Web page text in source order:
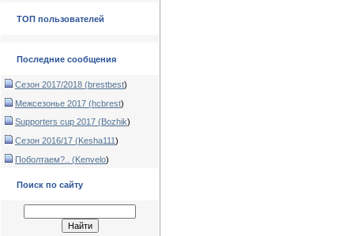
ТОП пользователей
Последние сообщения
Сезон 2017/2018 (brestbest)
Межсезонье 2017 (hcbrest)
Supporters cup 2017 (Bozhik)
Сезон 2016/17 (Kesha111)
Поболтаем?.. (Kenvelo)
Поиск по сайту